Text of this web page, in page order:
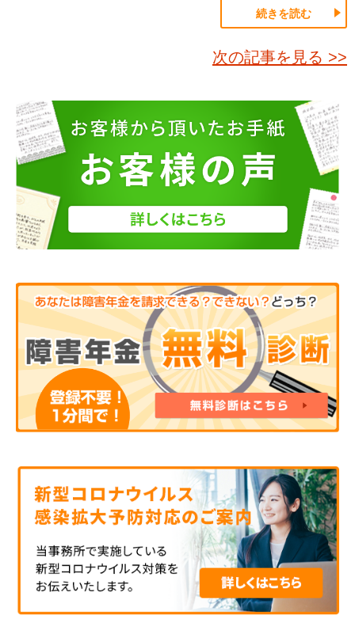
続きを読む
次の記事を見る >>